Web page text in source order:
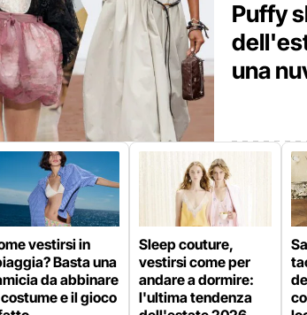
Puffy
una
vestirsi in
Basta una
da abbinare
e il gioco
Sleep couture,
vestirsi come per
andare a dormire:
l'ultima tendenza